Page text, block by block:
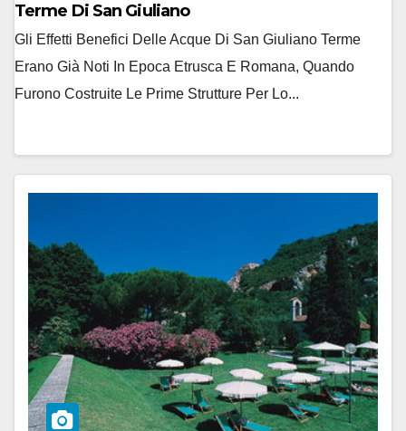
Terme Di San Giuliano
Gli Effetti Benefici Delle Acque Di San Giuliano Terme
Erano Già Noti In Epoca Etrusca E Romana, Quando
Furono Costruite Le Prime Strutture Per Lo...